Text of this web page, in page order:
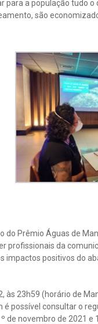
a população tudo o
são
do Prêmio Águas de
profissionais da
impactos positivos do
às 23h59 (horário de
possível consultar o
novembro de 2021 e